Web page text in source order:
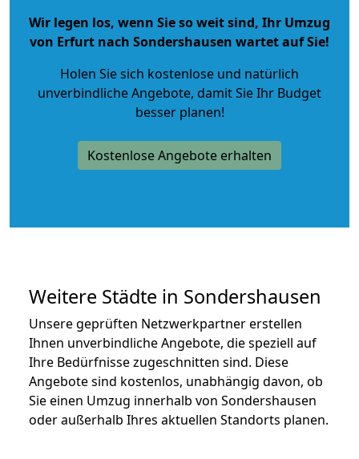
Wir legen los, wenn Sie so weit sind, Ihr Umzug
von Erfurt nach Sondershausen wartet auf Sie!
Holen Sie sich kostenlose und natürlich
unverbindliche Angebote, damit Sie Ihr Budget
besser planen!
Kostenlose Angebote erhalten
Weitere Städte in Sondershausen
Unsere geprüften Netzwerkpartner erstellen
Ihnen unverbindliche Angebote, die speziell auf
Ihre Bedürfnisse zugeschnitten sind. Diese
Angebote sind kostenlos, unabhängig davon, ob
Sie einen Umzug innerhalb von Sondershausen
oder außerhalb Ihres aktuellen Standorts planen.